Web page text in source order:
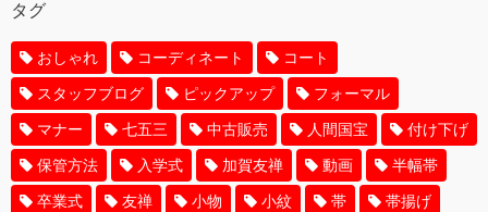
タグ
おしゃれ コーディネート コート
スタッフブログ ピックアップ フォーマル
マナー 七五三 中古販売 人間国宝 付け下げ
保管方法 入学式 加賀友禅 動画 半幅帯
卒業式 友禅 小物 小紋 帯 帯揚げ